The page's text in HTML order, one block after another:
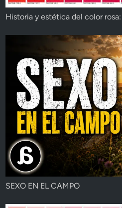
Historia y estética del color rosa:
SEXO EN EL CAMPO